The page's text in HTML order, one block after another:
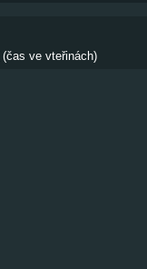
(čas ve vteřinách)